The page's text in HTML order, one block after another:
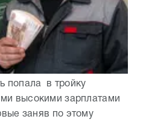
попала в тройку
высокими зарплатами
заняв по этому